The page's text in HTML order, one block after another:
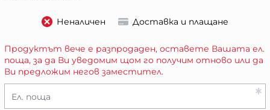
Неналичен Доставка и плащане
Продуктът вече е разпродаден, оставете Вашата ел.
поща, за да Ви уведомим щом го получим отново или да
Ви предложим негов заместител.
Ел. поща